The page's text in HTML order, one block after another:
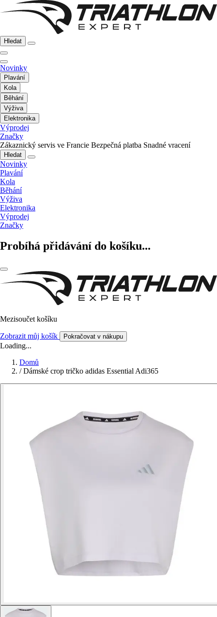
Hledat
Novinky
Plavání
Kola
Běhání
Výživa
Elektronika
Výprodej
Značky
Zákaznický servis ve Francie Bezpečná platba Snadné vracení
Hledat
Novinky
Plavání
Kola
Běhání
Výživa
Elektronika
Výprodej
Značky
Probíhá přidávání do košíku...
Mezisoučet košíku
Zobrazit můj košík Pokračovat v nákupu
Loading...
Domů
/ Dámské crop tričko adidas Essential Adi365